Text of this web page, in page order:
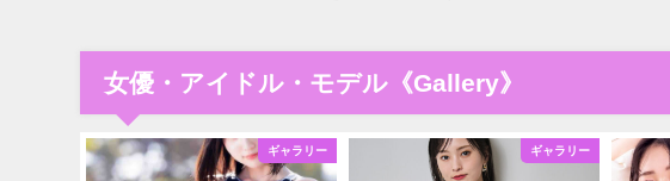
女優・アイドル・モデル《Gallery》
ギャラリー ギャラリー